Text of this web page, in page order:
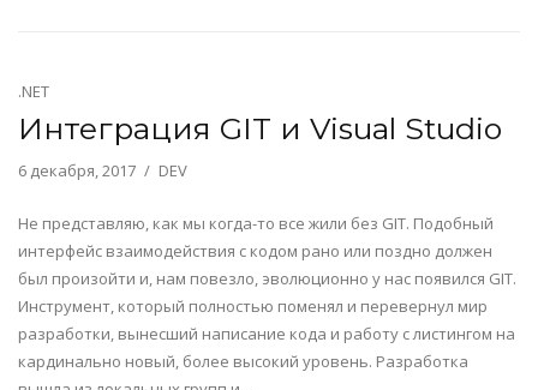
.NET
Интеграция GIT и Visual Studio
6 декабря, 2017 DEV
Не представляю, как мы когда-то все жили без GIT. Подобный
интерфейс взаимодействия с кодом рано или поздно должен
был произойти и, нам повезло, эволюционно у нас появился GIT.
Инструмент, который полностью поменял и перевернул мир
разработки, вынесший написание кода и работу с листингом на
кардинально новый, более высокий уровень. Разработка